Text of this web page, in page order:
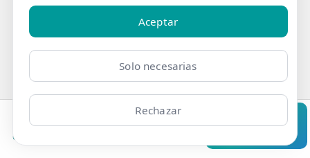
Clínicas
con resultados
destacados en
escoliosis, postura y
conciencia corporal.
Lina transforma cómo
te mueves y cómo...
Calle de Carranza, 7, 1°6,
Aceptar
Solo necesarias
Rechazar